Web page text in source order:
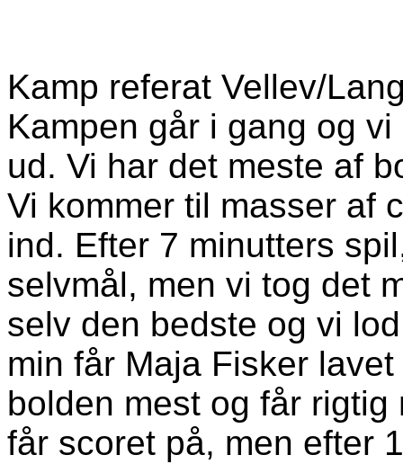
Kamp referat Vellev/
Kampen går i gang og
ud. Vi har det meste af
Vi kommer til masser af
ind. Efter 7 minutters
selvmål, men vi tog det
selv den bedste og vi
min får Maja Fisker
bolden mest og får
får scoret på, men efter